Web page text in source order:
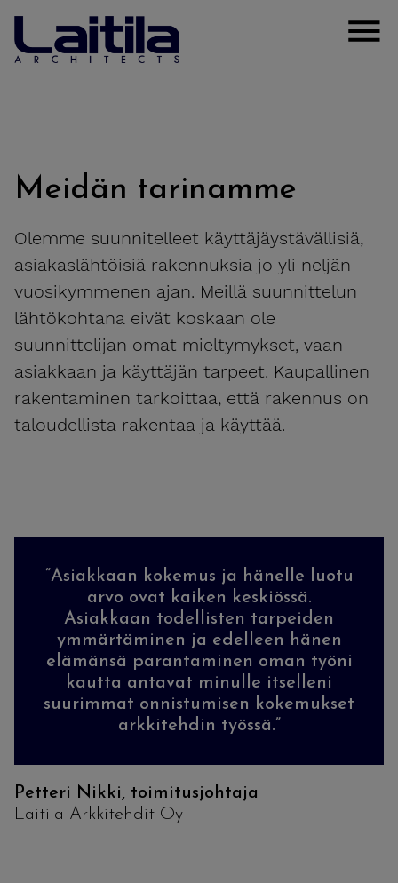
Meidän tarinamme
Olemme suunnitelleet käyttäjäystävällisiä,
asiakaslähtöisiä rakennuksia jo yli neljän
vuosikymmenen ajan. Meillä suunnittelun
lähtökohtana eivät koskaan ole
suunnittelijan omat mieltymykset, vaan
asiakkaan ja käyttäjän tarpeet. Kaupallinen
rakentaminen tarkoittaa, että rakennus on
taloudellista rakentaa ja käyttää.
”Asiakkaan kokemus ja hänelle luotu
arvo ovat kaiken keskiössä.
Asiakkaan todellisten tarpeiden
ymmärtäminen ja edelleen hänen
elämänsä parantaminen oman työni
kautta antavat minulle itselleni
suurimmat onnistumisen kokemukset
arkkitehdin työssä.”
Petteri Nikki, toimitusjohtaja
Laitila Arkkitehdit Oy